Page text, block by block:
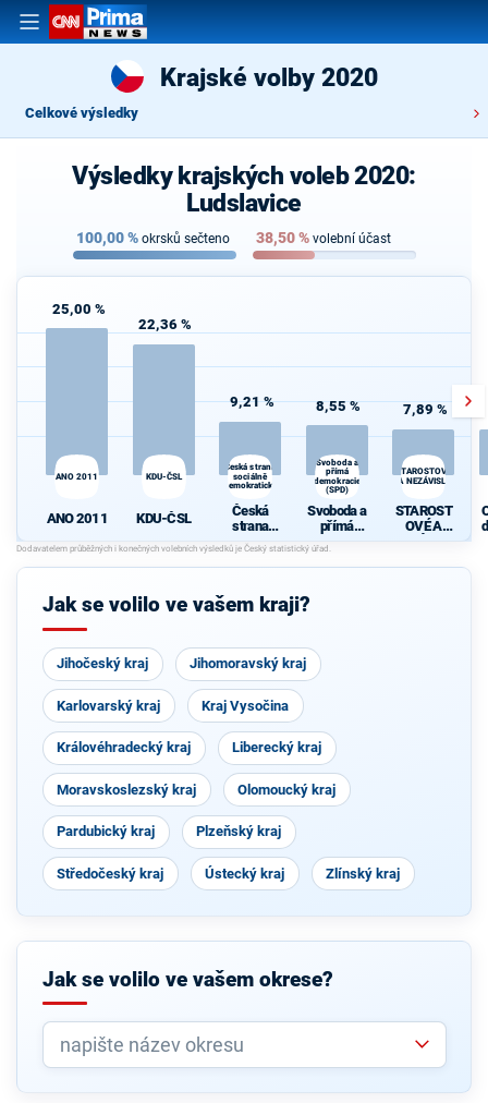
Krajské volby 2020
Celkové výsledky
Výsledky krajských voleb 2020:
Ludslavice
100,00% okrsků sečteno 38,50% volební účast
25,00 %
ANO 2011
ANO 2011
22,36 %
KDU-ČSL
KDU-ČSL
9,21 %
Česká strana
sociálně
demokratická
Česká
strana
sociálně
demokrati
cká
8,55 %
Svoboda a
přímá
demokracie
(SPD)
Svoboda a
přímá
demokraci
e (SPD)
7,89 %
STAROSTOVÉ
A NEZÁVISLÍ
STAROST
OVÉ A
NEZÁVISL
Jak se volilo ve vašem kraji?
Jihočeský kraj Jihomoravský kraj
Karlovarský kraj Kraj Vysočina
Královéhradecký kraj Liberecký kraj
Moravskoslezský kraj Olomoucký kraj
Pardubický kraj Plzeňský kraj
Středočeský kraj Ústecký kraj Zlínský kraj
Jak se volilo ve vašem okrese?